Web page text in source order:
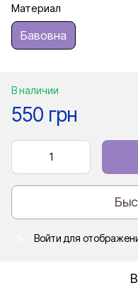
Материал
Бавовна
В наличии
550 грн
Войти для